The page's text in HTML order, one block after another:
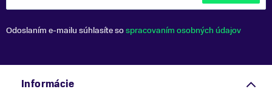
Odoslaním e-mailu súhlasíte sospracovaním osobných údajov
Informácie